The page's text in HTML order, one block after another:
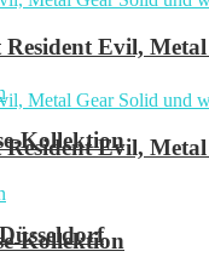
Evil,
KollektionEvil,
Kollektion